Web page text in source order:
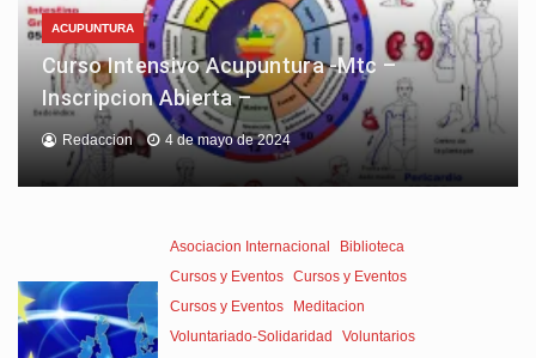
ACUPUNTURA
Curso Intensivo Acupuntura -Mtc –
Inscripcion Abierta –
Redaccion 4 de mayo de 2024
Asociacion Internacional
Biblioteca
Cursos y Eventos Cursos y Eventos
Cursos y Eventos
Meditacion
Voluntariado-Solidaridad
Voluntarios